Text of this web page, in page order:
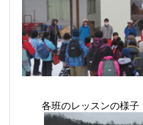
各班のレッスンの様子